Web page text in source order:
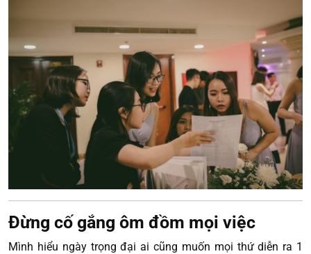
Đừng cố gắng ôm đồm mọi việc
Mình hiểu ngày trọng đại ai cũng muốn mọi thứ diễn ra 1